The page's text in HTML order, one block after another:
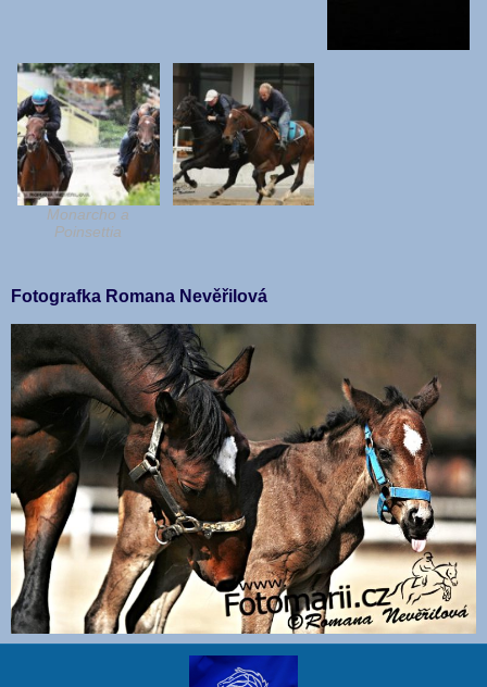
Monarcho a
Poinsettia
Fotografka Romana Nevěřilová